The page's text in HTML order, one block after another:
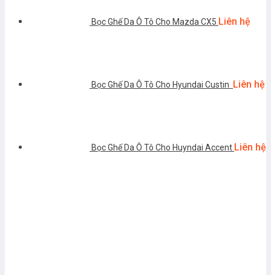
Bọc Ghế Da Ô Tô Cho Mazda CX5 Liên hệ
Bọc Ghế Da Ô Tô Cho Hyundai Custin Liên hệ
Bọc Ghế Da Ô Tô Cho Huyndai Accent Liên hệ